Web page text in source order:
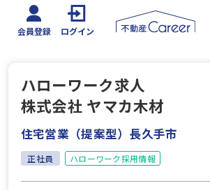
会員登録 ログイン
ハローワーク求人
株式会社 ヤマカ木材
住宅営業（提案型）長久手市
正社員 ハローワーク採用情報